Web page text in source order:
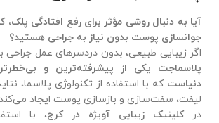
آیا به دنبال روشی مؤثر برای رفع افتادگی
جوانسازی پوست بدون نیاز به جراحی هستید؟
اگر زیبایی طبیعی، بدون دردسرهای عمل جراحی
پلاسماجت یکی از پیشرفته‌ترین و
دنیاست که با استفاده از تکنولوژی پلاسما،
لیفت، سفت‌سازی و بازسازی پوست ایجاد
درکلینیک زیبایی آویژه در کرج، با